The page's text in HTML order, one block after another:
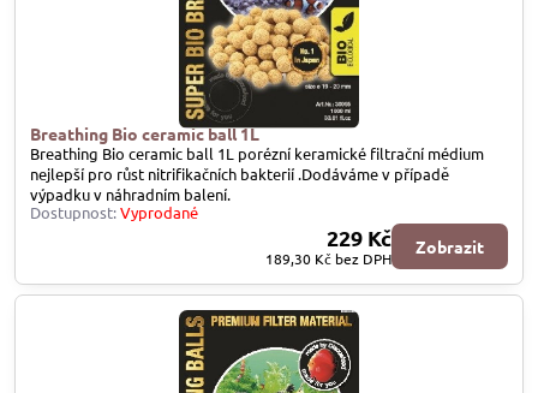
Breathing Bio ceramic ball 1L
Breathing Bio ceramic ball 1L porézní keramické filtrační médium
nejlepší pro růst nitrifikačních bakterií .Dodáváme v případě
výpadku v náhradním balení.
Dostupnost:Vyprodané
229 Kč
189,30 Kč bez DPH
Zobrazit